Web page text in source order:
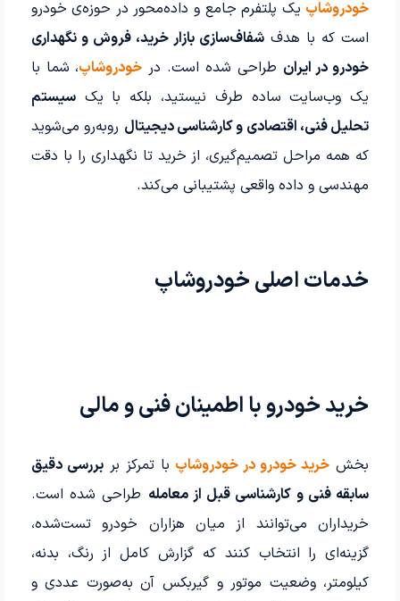
خودروشاپ یک پلتفرم جامع و داده‌محور در حوزه‌ی خودرو
است که با هدف شفاف‌سازی بازار خرید، فروش و نگهداری
خودرو در ایران طراحی شده است. در خودروشاپ، شما با
یک وب‌سایت ساده طرف نیستید، بلکه با یکسیستم
تحلیل فنی، اقتصادی و کارشناسی دیجیتال روبه‌رو می‌شوید
که همه مراحل تصمیم‌گیری، از خرید تا نگهداری را با دقت
مهندسی و داده واقعی پشتیبانی می‌کند.
خدمات اصلی خودروشاپ
خرید خودرو با اطمینان فنی و مالی
بخش خرید خودرو در خودروشاپ با تمرکز بربررسی دقیق
سابقه فنی و کارشناسی قبل از معامله طراحی شده است.
خریداران می‌توانند از میان هزاران خودرو تست‌شده،
گزینه‌ای را انتخاب کنند که گزارش کامل از رنگ، بدنه،
کیلومتر، وضعیت موتور و گیربکس آن به‌صورت عددی و